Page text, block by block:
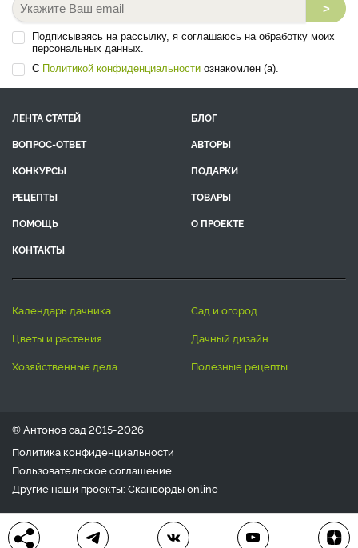
>
Подписываясь на рассылку, я соглашаюсь на обработку моих
персональных данных.
С Политикой конфиденциальности ознакомлен (а).
ЛЕНТА СТАТЕЙ
БЛОГ
ВОПРОС-ОТВЕТ
АВТОРЫ
КОНКУРСЫ
ПОДАРКИ
РЕЦЕПТЫ
ТОВАРЫ
ПОМОЩЬ
О ПРОЕКТЕ
КОНТАКТЫ
календарь дачника
сад и огород
цветы и растения
дачный дизайн
хозяйственные дела
полезные рецепты
® Антонов сад 2015-2026
Политика конфиденциальности
Пользовательское соглашение
Другие наши проекты: Сканвордыonline
Любое использование материала допускается только с
письменного согласия редакции